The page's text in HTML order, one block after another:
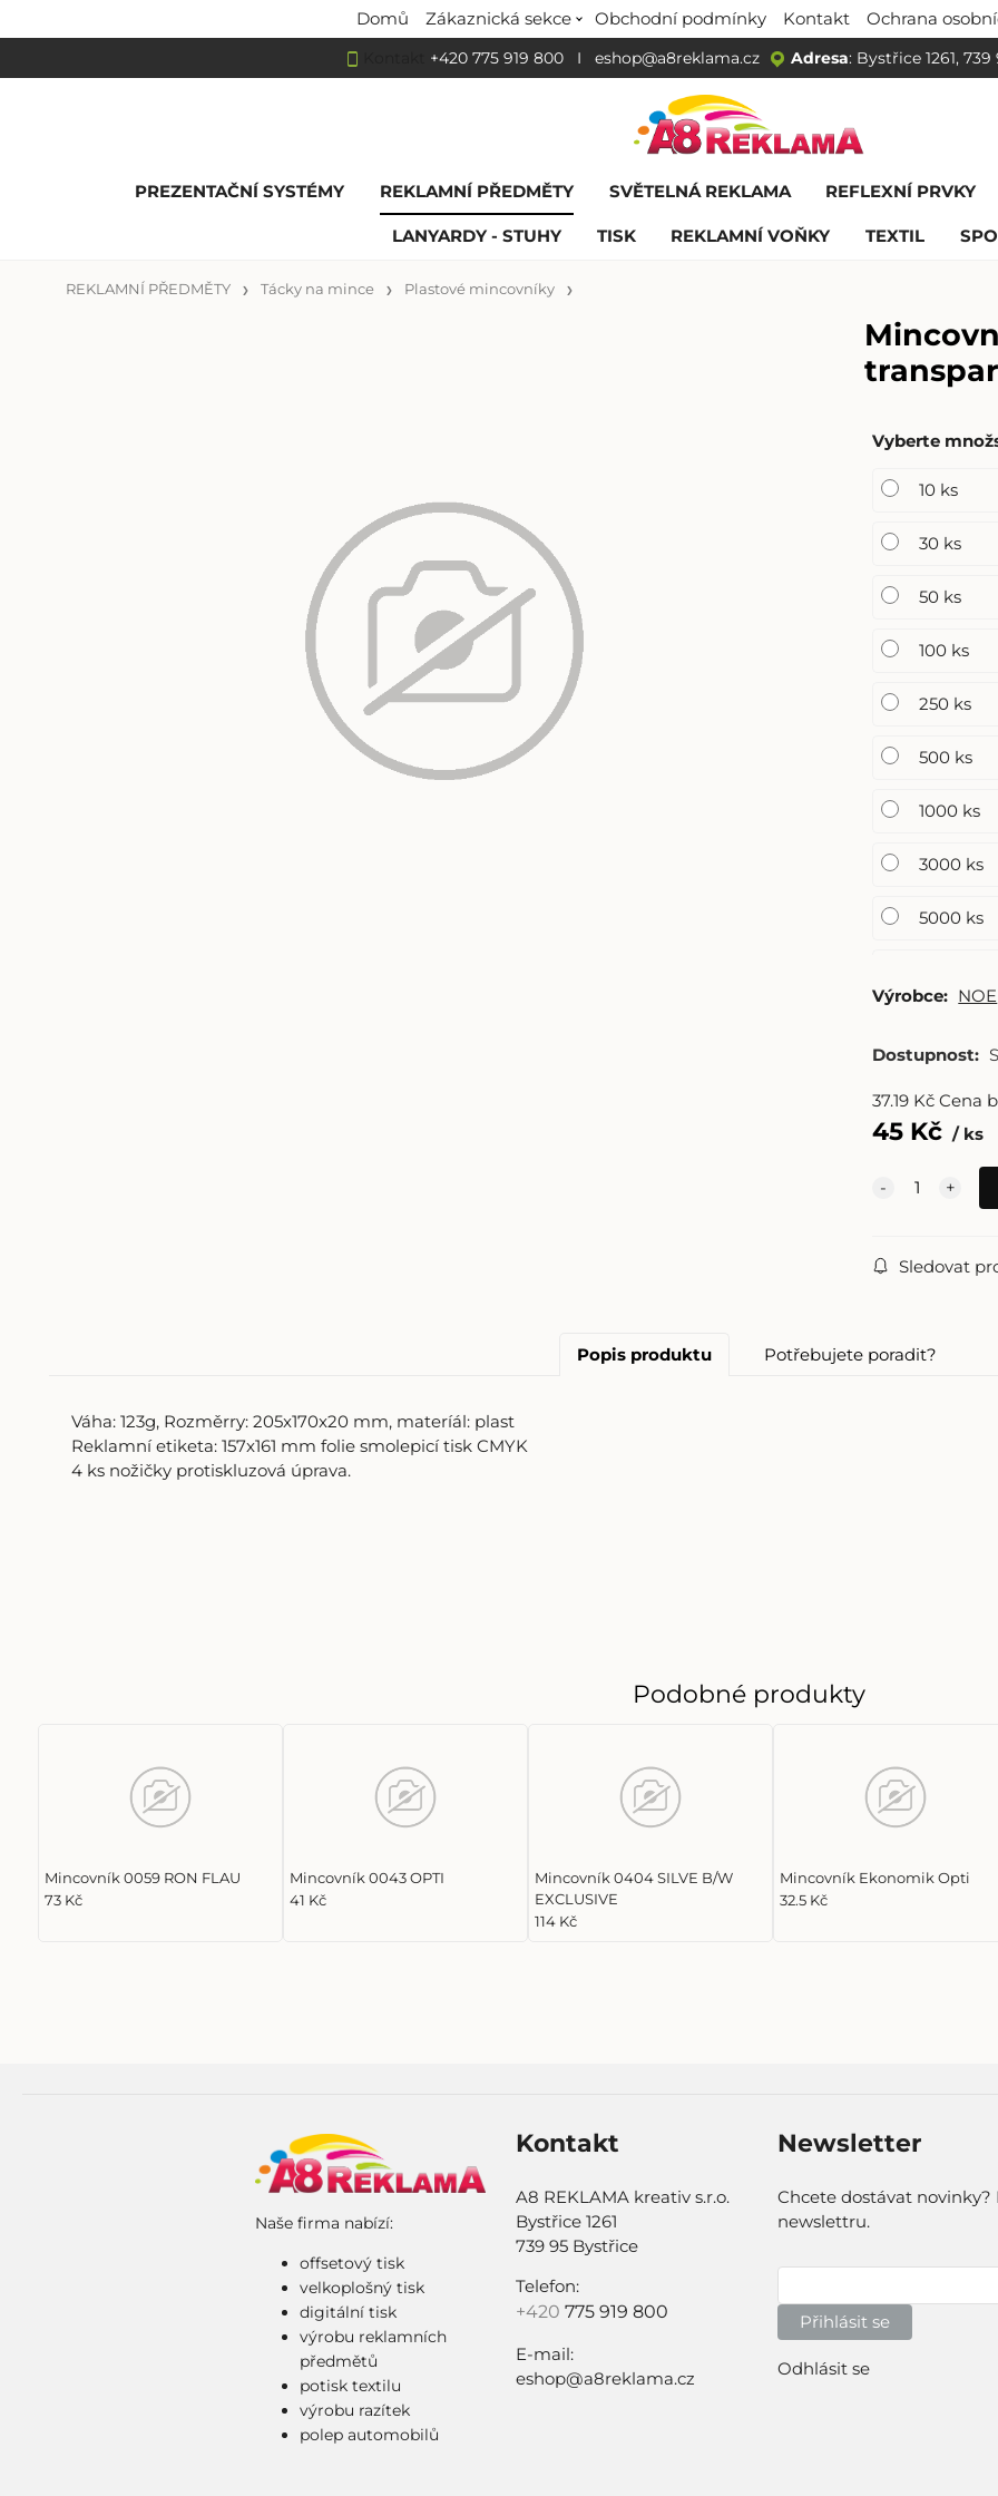
Domů Zákaznická sekce Obchodní podmínky Kontakt Ochrana
+420 775 919 800I eshop@a8reklama.cz Adresa: Bystřice 1261,
PREZENTAČNÍ SYSTÉMY REKLAMNÍ PŘEDMĚTY SVĚTELNÁ REKLAMA REFLEXNÍ PRVKY
LANYARDY - STUHY TISK REKLAMNÍ VOŇKY TEXTIL
REKLAMNÍ PŘEDMĚTY Tácky na mince Plastové mincovníky
Vyberte
10 ks
30 ks
50 ks
100 ks
250 ks
500 ks
1000 ks
3000 ks
5000 ks
Výrobce: NOE
Dostupnost:
37.19 KčCena
45 Kč ks
Sledovat
Popis produktu Potřebujete poradit?
Váha: 123g, Rozměrry: 205x170x20 mm, materíál: plast
Reklamní etiketa: 157x161 mm folie smolepicí tisk CMYK
4 ks nožičky protiskluzová úprava.
Podobné produkty
Mincovník 0059 RON FLAU
73 Kč
Mincovník 0043 OPTI
41 Kč
Mincovník 0404 SILVE B/W
EXCLUSIVE
114 Kč
Mincovník Ekonomik Opti
32.5 Kč
Naše firma nabízí:
offsetový tisk
velkoplošný tisk
digitální tisk
výrobu reklamních
předmětů
potisk textilu
výrobu razítek
polep automobilů
Kontakt
A8 REKLAMA kreativ s.r.o.
Bystřice 1261
739 95 Bystřice
Telefon:
+420775 919 800
E-mail:
eshop@a8reklama.cz
Newsletter
Chcete dostávat novinky?
newslettru.
Přihlásit se
Odhlásit se